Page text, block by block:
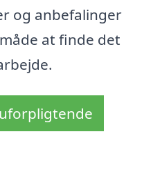
og anbefalinger
at finde det